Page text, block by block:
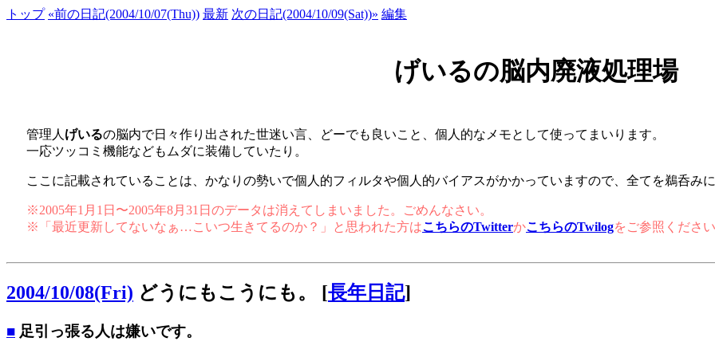
トップ «前の日記(2004/10/07(Thu)) 最新 次の日記(2004/10/09(Sat))» 編集
げいるの脳内廃液処理場
管理人 げいるの脳内で日々作り出された世迷い言、どーでも良いこと、個人的なメモとして使ってまいります。
一応ツッコミ機能などもムダに装備していたり。
ここに記載されていることは、かなりの勢いで個人的フィルタや個人的バイアスがかかっていますので、全てを鵜呑みに
※2005年1月1日〜2005年8月31日のデータは消えてしまいました。ごめんなさい。
※「最近更新してないなぁ…こいつ生きてるのか？」と思われた方はこちらのTwitterかこちらのTwilogをご参照ください
2004/10/08(Fri) どうにもこうにも。 [長年日記]
■ 足引っ張る人は嫌いです。